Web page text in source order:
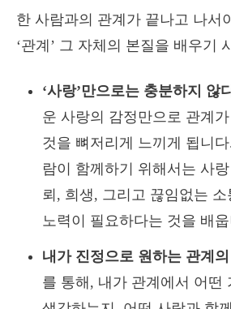
한 사람과의 관계가 끝나고 나서
‘관계’ 그 자체의 본질을 배우기
‘사랑’만으로는 충분하지 않
운 사랑의 감정만으로 관계
것을 뼈저리게 느끼게 됩니
람이 함께하기 위해서는 사
뢰, 희생, 그리고 끊임없는
노력이 필요하다는 것을 배
내가 진정으로 원하는 관계
를 통해, 내가 관계에서 어떤